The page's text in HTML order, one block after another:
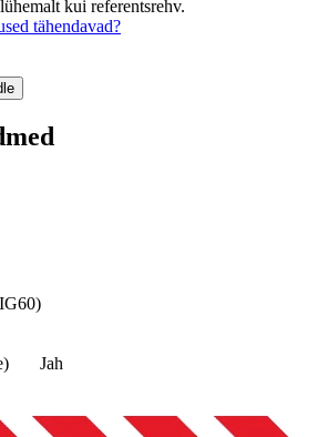
kui referentsrehv.
tähendavad?
Jah